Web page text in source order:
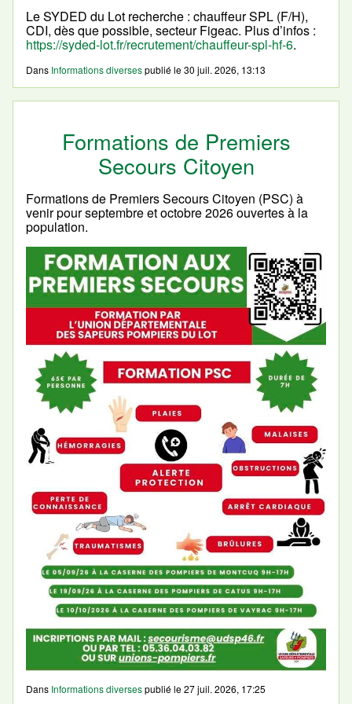
Le SYDED du Lot recherche : chauffeur SPL (F/H),
CDI, dès que possible, secteur Figeac. Plus d’infos :
https://syded-lot.fr/recrutement/chauffeur-spl-hf-6.
Dans Informations diversespublié le30 juil. 2026, 13:13
Formations de Premiers
Secours Citoyen
Formations de Premiers Secours Citoyen (PSC) à
venir pour septembre et octobre 2026 ouvertes à la
population.
Dans Informations diversespublié le27 juil. 2026, 17:25